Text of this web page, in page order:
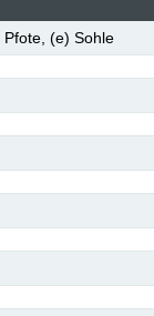
Pfote (e) Sohle